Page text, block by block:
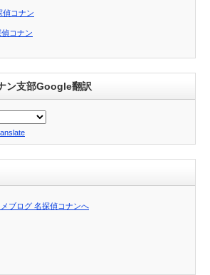
偵コナン
コナン
ン支部Google翻訳